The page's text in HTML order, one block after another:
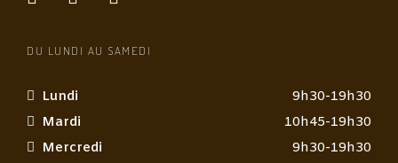
DU LUNDI AU SAMEDI
Lundi
9h30-19h30
Mardi
10h45-19h30
Mercredi
9h30-19h30